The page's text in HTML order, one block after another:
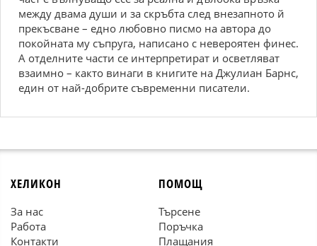
между двама души и за скръбта след внезапното й
прекъсване – едно любовно писмо на автора до
покойната му съпруга, написано с невероятен финес.
А отделните части се интерпретират и осветляват
взаимно – както винаги в книгите на Джулиан Барнс,
един от най-добрите съвременни писатели.
ХЕЛИКОН
За нас
Работа
Контакти
ПОМОЩ
Търсене
Поръчка
Плащания